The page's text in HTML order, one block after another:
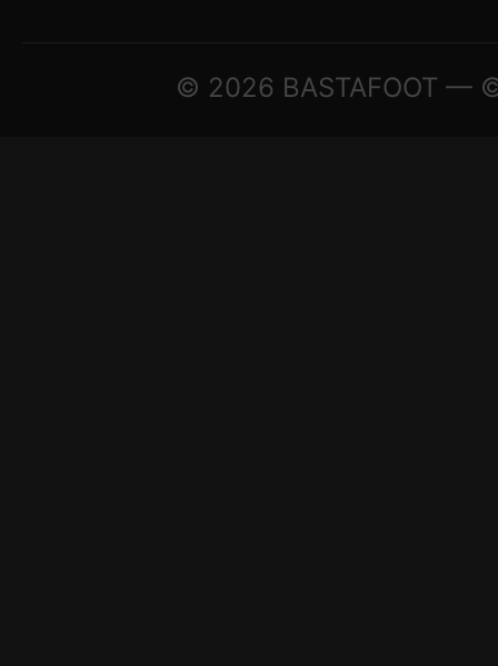
© 2026 BASTAFOOT —